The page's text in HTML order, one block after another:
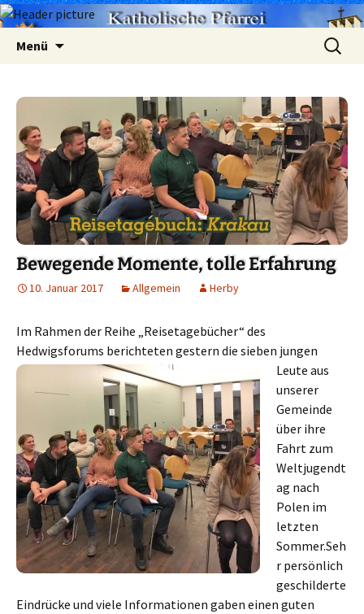
Menü
Suchen
nach:
Bewegende Momente, tolle Erfahrung
10. Januar 2017 Allgemein Herby
Im Rahmen der Reihe „Reisetagebücher“ des
Hedwigsforums berichteten gestern die sieben jungen
Leute aus
unserer
Gemeinde
über ihre
Fahrt zum
Weltjugendt
ag nach
Polen im
letzten
Sommer.Seh
r persönlich
geschilderte
Eindrücke und viele Informationen gaben einen guten